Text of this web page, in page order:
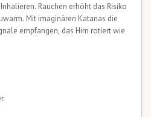
Rauchen erhöht das Risiko
Mit imaginären Katanas die
empfangen, das Hirn rotiert wie